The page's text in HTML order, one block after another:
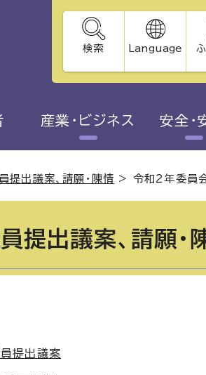
検索 Language
産業・ビジネス 安全・
提出議案、請願・陳情 > 令和2年委員
提出議案、請願・
提出議案